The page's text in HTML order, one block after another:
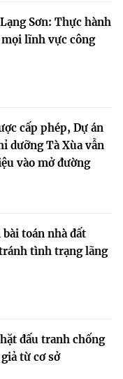
Sơn: Thực hành
lĩnh vực công
cấp phép, Dự án
dưỡng Tà Xùa vẫn
vào mở đường
toán nhà đất
tình trạng lãng
đấu tranh chống
từ cơ sở